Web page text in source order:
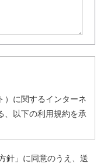
）に関するインターネ
、以下の利用規約を承
された他サイト、また
針」に同意のうえ、送